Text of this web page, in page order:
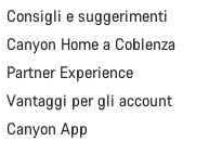
Consigli e suggerimenti
Canyon Home a Coblenza
Partner Experience
Vantaggi per gli account
Canyon App